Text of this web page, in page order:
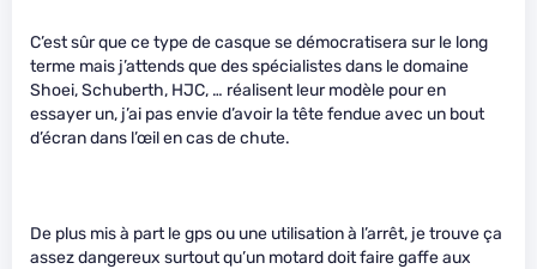
C’est sûr que ce type de casque se démocratisera sur le long
terme mais j’attends que des spécialistes dans le domaine
Shoei, Schuberth, HJC, … réalisent leur modèle pour en
essayer un, j’ai pas envie d’avoir la tête fendue avec un bout
d’écran dans l’œil en cas de chute.
De plus mis à part le gps ou une utilisation à l’arrêt, je trouve ça
assez dangereux surtout qu’un motard doit faire gaffe aux